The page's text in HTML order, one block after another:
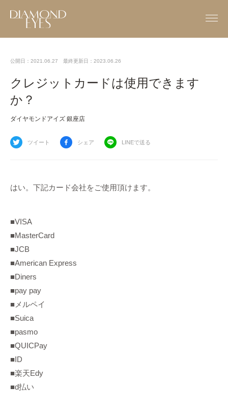
公開日：2021.06.27 最終更新日：2023.06.26
クレジットカードは使用できます
か？
ダイヤモンドアイズ 銀座店
ツイート シェア LINEで送る
はい。下記カード会社をご使用頂けます。
■VISA
■MasterCard
■JCB
■American Express
■Diners
■pay pay
■メルペイ
■Suica
■pasmo
■QUICPay
■ID
■楽天Edy
■d払い